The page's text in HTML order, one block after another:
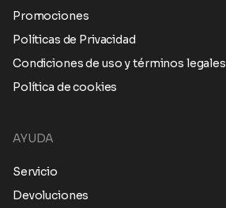
Promociones
Políticas de Privacidad
Condiciones de uso y términos legales
Política de cookies
AYUDA
Servicio
Devoluciones